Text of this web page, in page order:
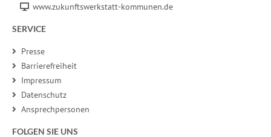
www.zukunftswerkstatt-kommunen.de
SERVICE
Presse
Barrierefreiheit
Impressum
Datenschutz
Ansprechpersonen
FOLGEN SIE UNS